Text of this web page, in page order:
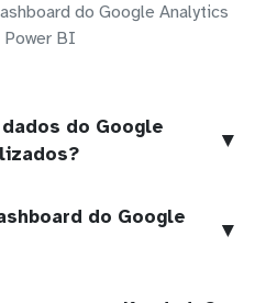
do Google Analytics
Power BI
do Google
▼
do Google
▼